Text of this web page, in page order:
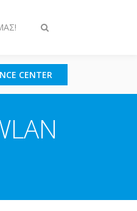
Εναλλαγή
CENTER